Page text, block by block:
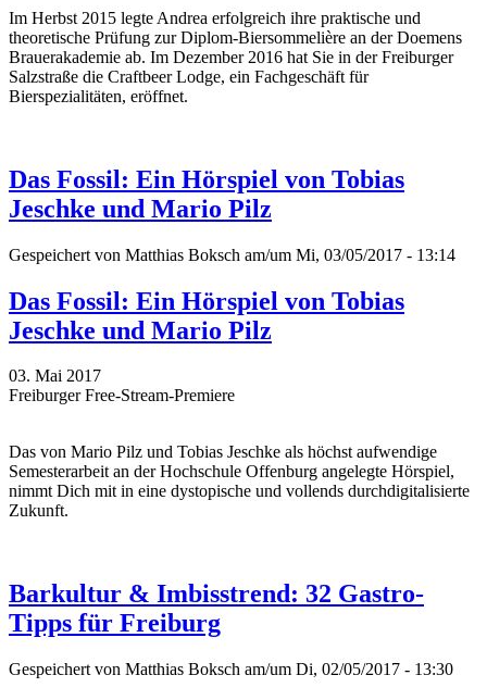
Im Herbst 2015 legte Andrea erfolgreich ihre praktische und
theoretische Prüfung zur Diplom-Biersommelière an der Doemens
Brauerakademie ab. Im Dezember 2016 hat Sie in der Freiburger
Salzstraße die Craftbeer Lodge, ein Fachgeschäft für
Bierspezialitäten, eröffnet.
Das Fossil: Ein Hörspiel von Tobias
Jeschke und Mario Pilz
Gespeichert von Matthias Boksch am/um Mi, 03/05/2017 - 13:14
Das Fossil: Ein Hörspiel von Tobias
Jeschke und Mario Pilz
03. Mai 2017
Freiburger Free-Stream-Premiere
Das von Mario Pilz und Tobias Jeschke als höchst aufwendige
Semesterarbeit an der Hochschule Offenburg angelegte Hörspiel,
nimmt Dich mit in eine dystopische und vollends durchdigitalisierte
Zukunft.
Barkultur & Imbisstrend: 32 Gastro-
Tipps für Freiburg
Gespeichert von Matthias Boksch am/um Di, 02/05/2017 - 13:30